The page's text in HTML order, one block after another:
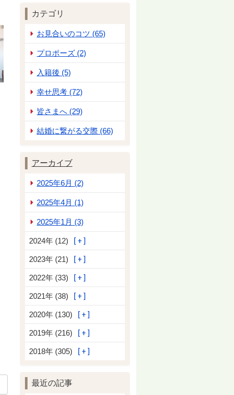
カテゴリ
お見合いのコツ (65)
プロポーズ (2)
入籍後 (5)
幸せ思考 (72)
皆さまへ (29)
結婚に繋がる交際 (66)
アーカイブ
2025年6月 (2)
2025年4月 (1)
2025年1月 (3)
2024年 (12)
2023年 (21)
2022年 (33)
2021年 (38)
2020年 (130)
2019年 (216)
2018年 (305)
最近の記事